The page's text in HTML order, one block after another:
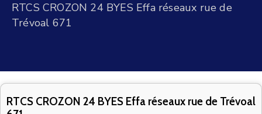
ET
MER
RTCS CROZON 24 BYES Effa réseaux rue de
Trévoal 671
RTCS CROZON 24 BYES Effa réseaux rue de Trévoal